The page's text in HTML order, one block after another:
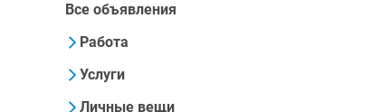
Все объявления
Работа
Услуги
Личные вещи